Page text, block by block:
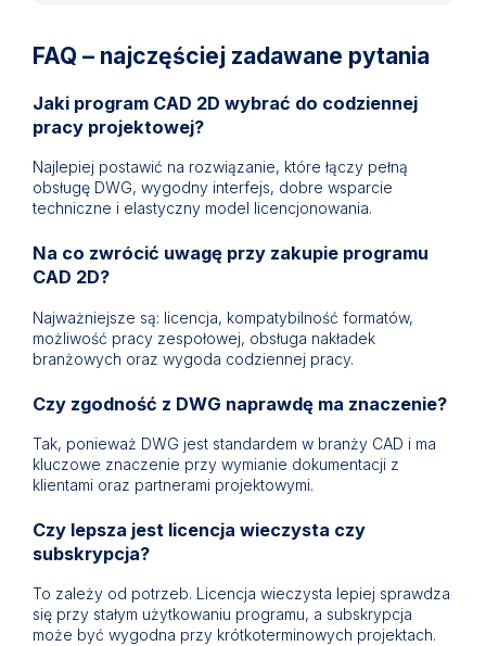
FAQ – najczęściej zadawane pytania
Jaki program CAD 2D wybrać do codziennej
pracy projektowej?
Najlepiej postawić na rozwiązanie, które łączy pełną
obsługę DWG, wygodny interfejs, dobre wsparcie
techniczne i elastyczny model licencjonowania.
Na co zwrócić uwagę przy zakupie programu
CAD 2D?
Najważniejsze są: licencja, kompatybilność formatów,
możliwość pracy zespołowej, obsługa nakładek
branżowych oraz wygoda codziennej pracy.
Czy zgodność z DWG naprawdę ma znaczenie?
Tak, ponieważ DWG jest standardem w branży CAD i ma
kluczowe znaczenie przy wymianie dokumentacji z
klientami oraz partnerami projektowymi.
Czy lepsza jest licencja wieczysta czy
subskrypcja?
To zależy od potrzeb. Licencja wieczysta lepiej sprawdza
się przy stałym użytkowaniu programu, a subskrypcja
może być wygodna przy krótkoterminowych projektach.